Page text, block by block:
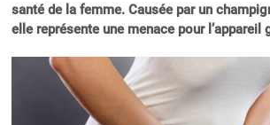
santé de la femme. Causée par un
elle représente une menace pour l’appareil